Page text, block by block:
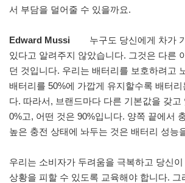
서 부담을 덜어줄 수 있을까요.
Edward Mussi
누구도 당신에게 차가
있다고 알려주지 않았습니다. 그것은 다른
던 것입니다. 우리는 배터리를 보호하려고
배터리를 50%에 가깝게 유지할수록 배터
다. 따라서, 브랜드마다 다른 기본값을 갖고
0%고, 어떤 것은 90%입니다. 양쪽 끝에서
높은 충전 상태에 놔두는 것은 배터리 성능
우리는 소비자가 두려움을 극복하고 당신
상황을 피할 수 있도록 교육해야 합니다. 그